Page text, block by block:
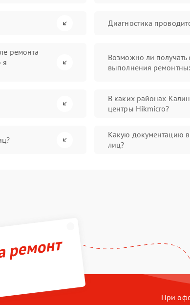
Диагностика
ремонта
я
Возможно ли получать
выполнения
В каких районах
центры Hikmicro?
Какую документацию
лиц?
ремонт
При